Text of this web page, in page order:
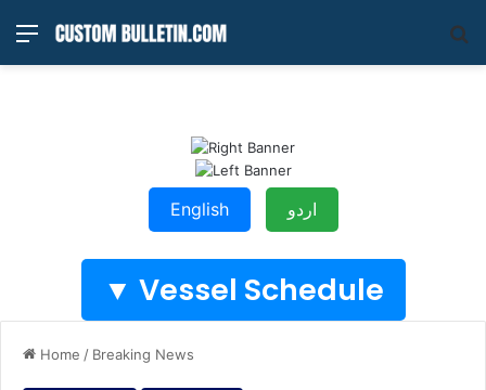
Menu
English اردو
Vessel Schedule ▼
Home / Breaking News